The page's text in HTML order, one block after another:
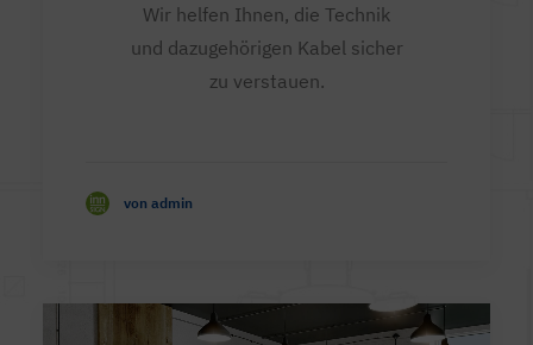
Wir helfen Ihnen, die Technik
und dazugehörigen Kabel sicher
zu verstauen.
von admin